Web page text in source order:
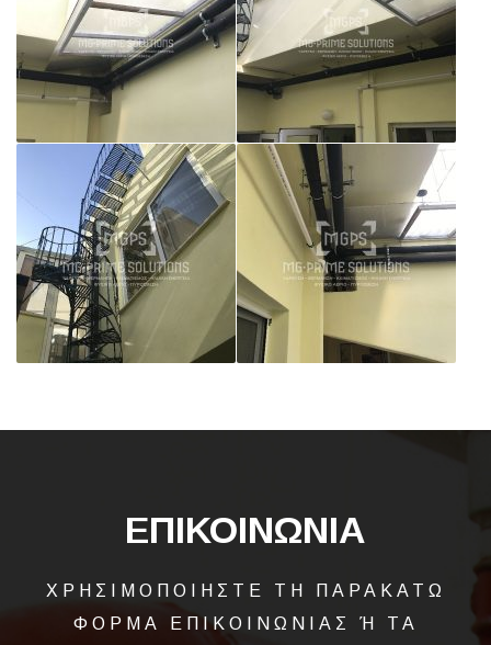
ΕΠΙΚΟΙΝΩΝΙΑ
ΧΡΗΣΙΜΟΠΟΙΗΣΤΕ ΤΗ ΠΑΡΑΚΑΤΩ
ΦΟΡΜΑ ΕΠΙΚΟΙΝΩΝΙΑΣ Ή ΤΑ